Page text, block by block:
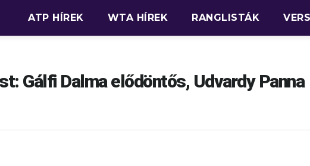
ATP HÍREK WTA HÍREK RANGLISTÁK
Gálfi Dalma elődöntős, Udvardy Panna